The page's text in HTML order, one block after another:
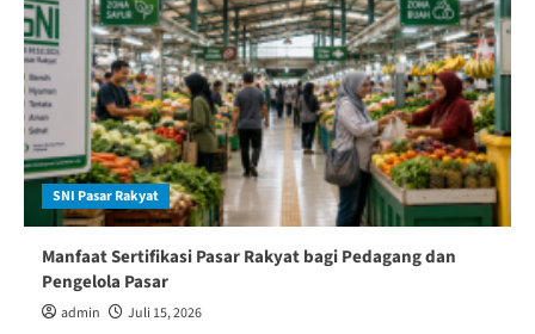
SNI Pasar Rakyat
Manfaat Sertifikasi Pasar Rakyat bagi Pedagang dan
Pengelola Pasar
admin Juli 15, 2026